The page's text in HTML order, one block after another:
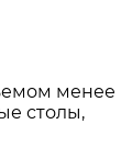
менее
столы,